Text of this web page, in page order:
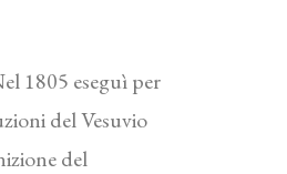
1805 eseguì per
del Vesuvio
del